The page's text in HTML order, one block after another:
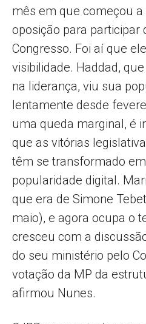
mês em que começou
oposição para participar
Congresso. Foi aí que
visibilidade. Haddad,
na liderança, viu sua
lentamente desde
uma queda marginal, é
que as vitórias
têm se transformado
popularidade digital.
que era de Simone
maio), e agora ocupa o
cresceu com a
do seu ministério pelo
votação da MP da
afirmou Nunes.